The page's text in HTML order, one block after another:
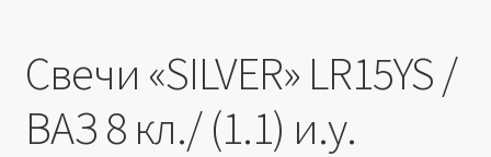
Свечи «SILVER» LR15YS /
ВАЗ 8 кл./ (1.1) и.у.